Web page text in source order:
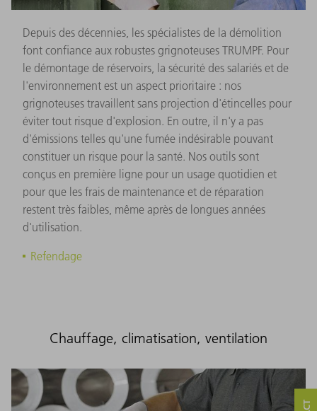
Depuis des décennies, les spécialistes de la démolition
font confiance aux robustes grignoteuses TRUMPF. Pour
le démontage de réservoirs, la sécurité des salariés et de
l'environnement est un aspect prioritaire : nos
grignoteuses travaillent sans projection d'étincelles pour
éviter tout risque d'explosion. En outre, il n'y a pas
d'émissions telles qu'une fumée indésirable pouvant
constituer un risque pour la santé. Nos outils sont
conçus en première ligne pour un usage quotidien et
pour que les frais de maintenance et de réparation
restent très faibles, même après de longues années
d'utilisation.
Refendage
Chauffage, climatisation, ventilation